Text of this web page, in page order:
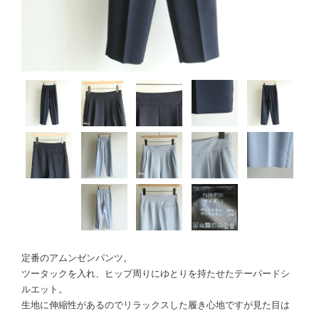
定番のアムンゼンパンツ。
ツータックを入れ、ヒップ周りにゆとりを持たせたテーパードシ
ルエット。
生地に伸縮性があるのでリラックスした履き心地ですが見た目は